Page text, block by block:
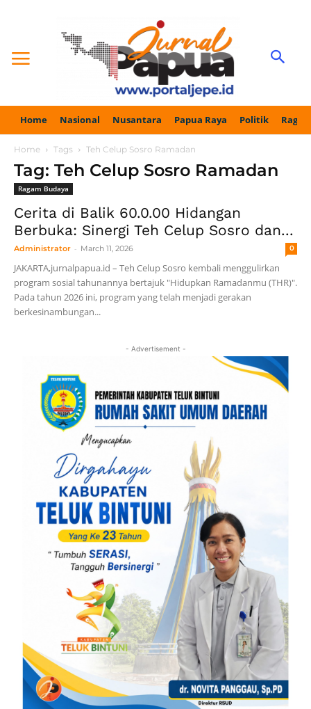
Home Nasional Nusantara Papua Raya Politik
Home Tags Teh Celup Sosro Ramadan
Tag: Teh Celup Sosro Ramadan
Ragam Budaya
Cerita di Balik 60.0.00 Hidangan
Berbuka: Sinergi Teh Celup Sosro dan...
Administrator - March 11, 2026 0
JAKARTA,jurnalpapua.id – Teh Celup Sosro kembali menggulirkan
program sosial tahunannya bertajuk "Hidupkan Ramadanmu (THR)".
Pada tahun 2026 ini, program yang telah menjadi gerakan
berkesinambungan...
- Advertisement -